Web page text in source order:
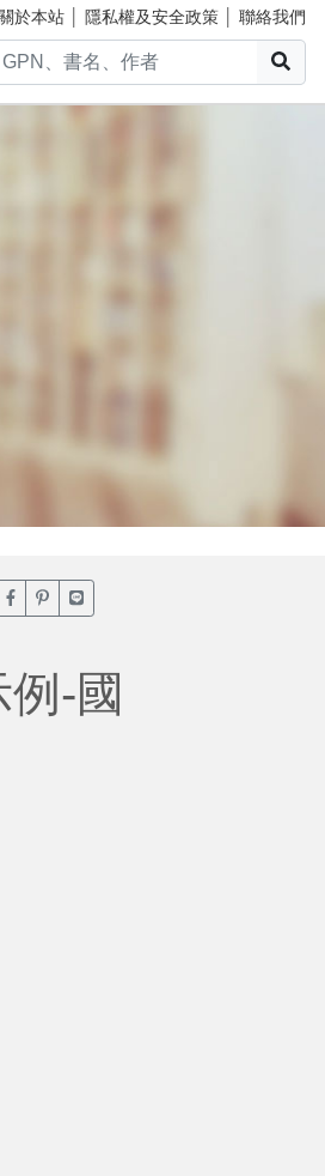
關於本站 隱私權及安全政策 聯絡我們
臉書分享(另開新視窗)
噗浪分享(另開新視窗)
Line分享(另開新視窗)
-國